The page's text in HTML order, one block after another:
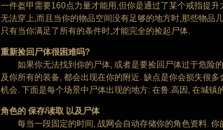
一件盔甲需要160点力量才能用,但你是通过了某个戒指提
无法穿上,而且当你的物品空间没有足够的地方时,那些物品
只有当你满足了所有的条件时,才能完全的捡起尸体.
重新捡回尸体很困难吗?
如果你无法找到你的尸体, 或者是要捡回尸体过于危险的
及你所有的装备, 都会出现在你的附近. 缺点是你会损失很
机会. 下面是每个场景中尸体出现的地方: 在鲁.高因, 在城镇
角色的 保存/读取 以及尸体
每当一段固定的时间, 战网会自动存储你的角色资料. 你